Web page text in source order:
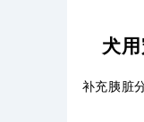
犬
补充胰脏